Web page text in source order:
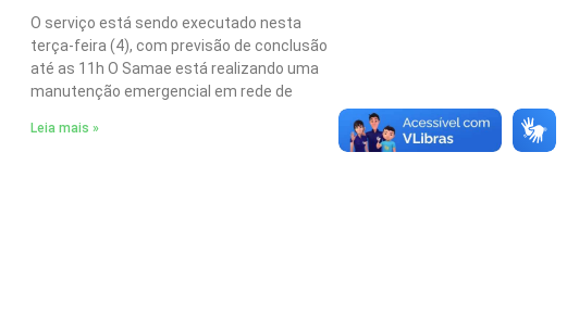
O serviço está sendo executado nesta
terça-feira (4), com previsão de conclusão
até as 11h O Samae está realizando uma
manutenção emergencial em rede de
Leia mais »